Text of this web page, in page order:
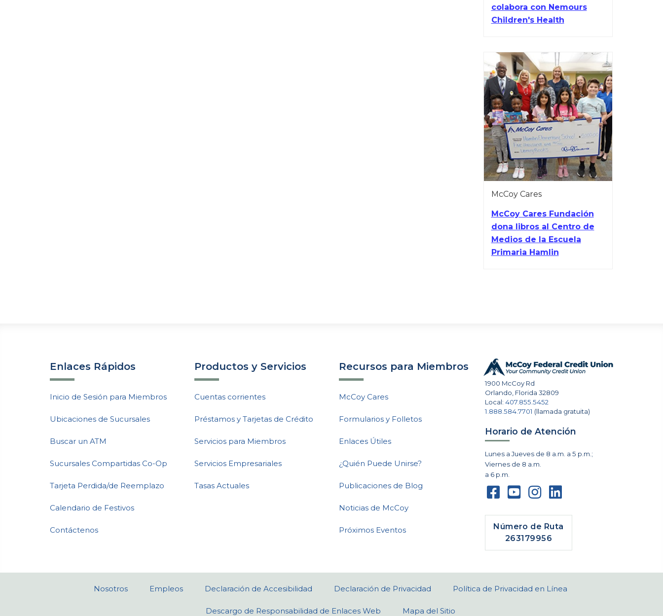
colabora con Nemours
Children's Health
McCoy Cares
McCoy Cares Fundación
dona libros al Centro de
Medios de la Escuela
Primaria Hamlin
Enlaces Rápidos
Inicio de Sesión para Miembros
Ubicaciones de Sucursales
Buscar un ATM
Sucursales Compartidas Co-Op
Tarjeta Perdida/de Reemplazo
Calendario de Festivos
Contáctenos
Productos y Servicios
Cuentas corrientes
Préstamos y Tarjetas de Crédito
Servicios para Miembros
Servicios Empresariales
Tasas Actuales
Recursos para Miembros
McCoy Cares
Formularios y Folletos
Enlaces Útiles
¿Quién Puede Unirse?
Publicaciones de Blog
Noticias de McCoy
Próximos Eventos
1900 McCoy Rd
Orlando Florida 32809
Local:407.855.5452
1.888.584.7701 (llamada gratuita)
Horario de Atención
Lunes a Jueves de 8 a.m. a 5 p.m.;
Viernes de 8 a.m.
a 6 p.m.
Número de Ruta
263179956
Nosotros Empleos Declaración de Accesibilidad Declaración de Privacidad Política de Privacidad en Línea
Descargo de Responsabilidad de Enlaces Web Mapa del Sitio